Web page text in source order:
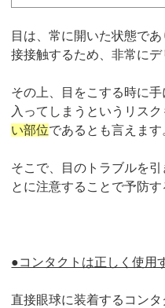
目は、常に開いた状態で
接接触するため、非常にデ
その上、目をこする時に
入ってしまうというリスク
い部位であるとも言えます
そこで、目のトラブルを
とに注意することで予防す
●コンタクトは正しく使用
直接眼球に装着するコン